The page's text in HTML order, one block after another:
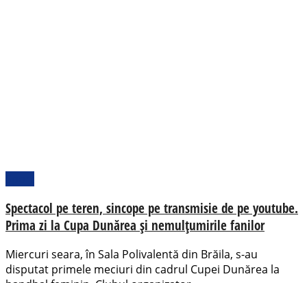
Spectacol pe teren, sincope pe transmisie de pe youtube.
Prima zi la Cupa Dunărea și nemulțumirile fanilor
Miercuri seara, în Sala Polivalentă din Brăila, s-au
disputat primele meciuri din cadrul Cupei Dunărea la